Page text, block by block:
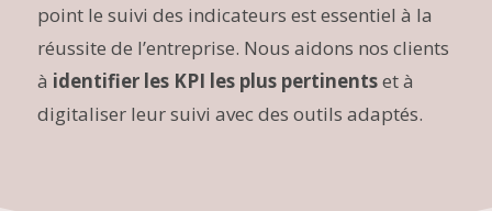
point le suivi des indicateurs est essentiel à la
réussite de l’entreprise. Nous aidons nos clients
à identifier les KPI les plus pertinentset à
digitaliser leur suivi avec des outils adaptés.